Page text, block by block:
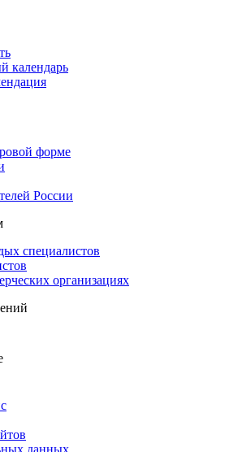
календарь
форме
России
специалистов
организациях
данных